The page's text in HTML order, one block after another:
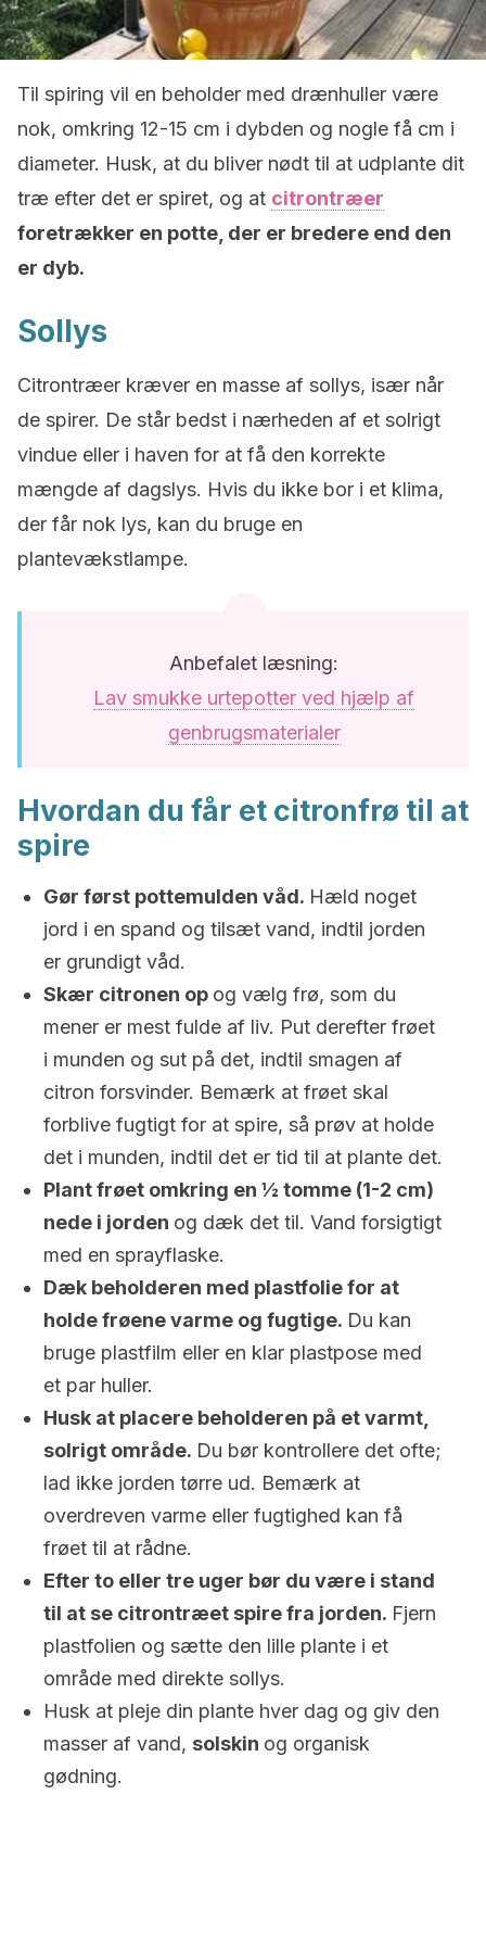
Til spiring vil en beholder med drænhuller være
nok, omkring 12-15 cm i dybden og nogle få cm i
diameter. Husk, at du bliver nødt til at udplante dit
træ efter det er spiret, og at citrontræer
foretrækker en potte, der er bredere end den
er dyb.
Sollys
Citrontræer kræver en masse af sollys, især når
de spirer. De står bedst i nærheden af ​​et solrigt
vindue eller i haven for at få den korrekte
mængde af dagslys. Hvis du ikke bor i et klima,
der får nok lys, kan du bruge en
plantevækstlampe.
Anbefalet læsning:
Lav smukke urtepotter ved hjælp af
genbrugsmaterialer
Hvordan du får et citronfrø til at
spire
Gør først pottemulden våd. Hæld noget
jord i en spand og tilsæt vand, indtil jorden
er grundigt våd.
Skær citronen op og vælg frø, som du
mener er mest fulde af liv. Put derefter frøet
i munden og sut på det, indtil smagen af ​​
citron forsvinder. Bemærk at frøet skal
forblive fugtigt for at spire, så prøv at holde
det i munden, indtil det er tid til at plante det.
Plant frøet omkring en ½ tomme (1-2 cm)
nede i jorden og dæk det til. Vand forsigtigt
med en sprayflaske.
Dæk beholderen med plastfolie for at
holde frøene varme og fugtige. Du kan
bruge plastfilm eller en klar plastpose med
et par huller.
Husk at placere beholderen på et varmt,
solrigt område. Du bør kontrollere det ofte;
lad ikke jorden tørre ud. Bemærk at
overdreven varme eller fugtighed kan få
frøet til at rådne.
Efter to eller tre uger bør du være i stand
til at se citrontræet spire fra jorden. Fjern
plastfolien og sætte den lille plante i et
område med direkte sollys.
Husk at pleje din plante hver dag og giv den
masser af vand, solskin og organisk
gødning.